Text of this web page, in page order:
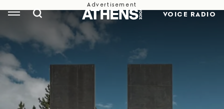
VOICE RADIO